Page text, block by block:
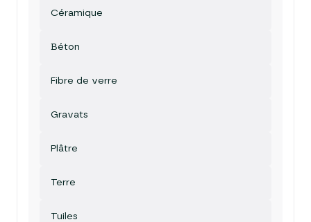
Céramique
Béton
Fibre de verre
Gravats
Plâtre
Terre
Tuiles